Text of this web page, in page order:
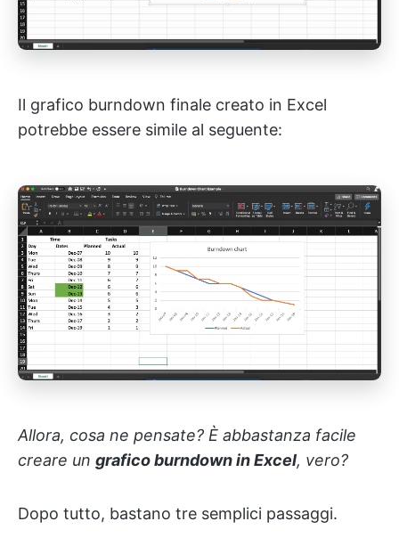
Il grafico burndown finale creato in Excel
potrebbe essere simile al seguente:
Allora, cosa ne pensate? È abbastanza facile
creare un grafico burndown in Excel, vero?
Dopo tutto, bastano tre semplici passaggi.